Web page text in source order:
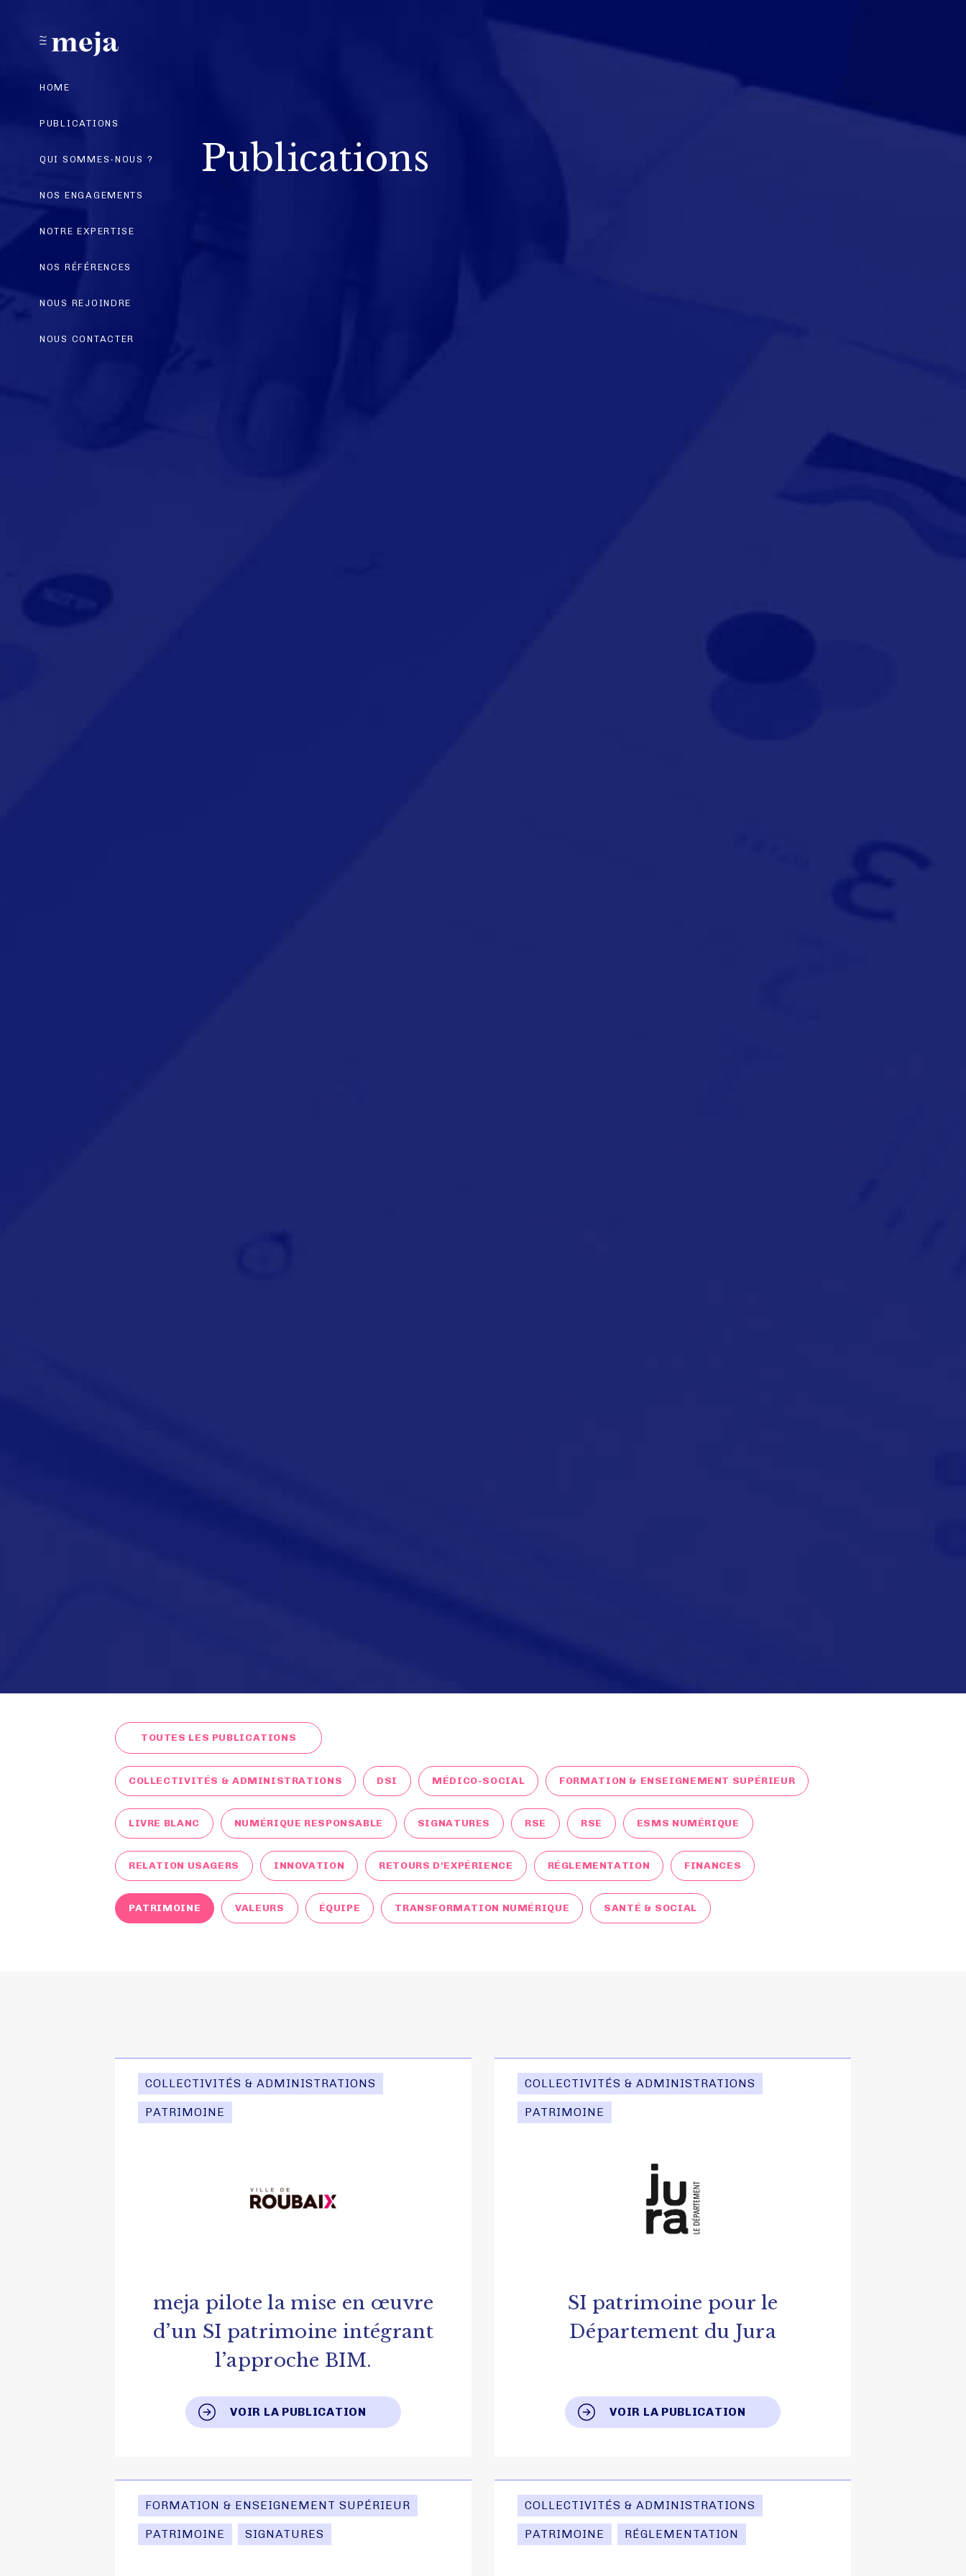
HOME
PUBLICATIONS
QUI SOMMES-NOUS ?
NOS ENGAGEMENTS
NOTRE EXPERTISE
NOS RÉFÉRENCES
NOUS REJOINDRE
NOUS CONTACTER
Publications
TOUTES LES PUBLICATIONS
COLLECTIVITÉS & ADMINISTRATIONS DSI MÉDICO-SOCIAL FORMATION & ENSEIGNEMENT SUPÉRIEUR
LIVRE BLANC NUMÉRIQUE RESPONSABLE SIGNATURES RSE RSE ESMS NUMÉRIQUE
RELATION USAGERS INNOVATION RETOURS D'EXPÉRIENCE RÉGLEMENTATION FINANCES
PATRIMOINE VALEURS ÉQUIPE TRANSFORMATION NUMÉRIQUE SANTÉ & SOCIAL
COLLECTIVITÉS & ADMINISTRATIONS
PATRIMOINE
meja pilote la mise en œuvre
d’un SI patrimoine intégrant
l’approche BIM.
VOIR LA PUBLICATION
COLLECTIVITÉS & ADMINISTRATIONS
PATRIMOINE
SI patrimoine pour le
Département du Jura
VOIR LA PUBLICATION
FORMATION & ENSEIGNEMENT SUPÉRIEUR
PATRIMOINE SIGNATURES
COLLECTIVITÉS & ADMINISTRATIONS
PATRIMOINE RÉGLEMENTATION